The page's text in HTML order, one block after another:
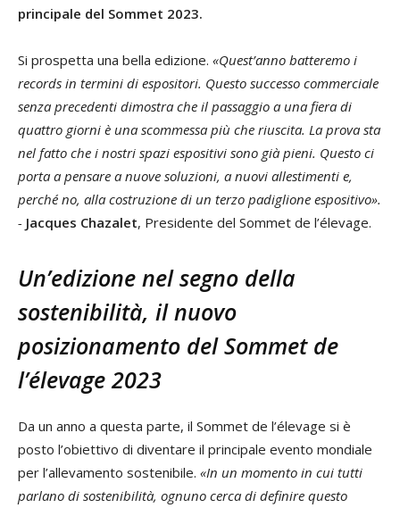
principale del Sommet 2023.
Si prospetta una bella edizione. «Quest’anno batteremo i
records in termini di espositori. Questo successo commerciale
senza precedenti dimostra che il passaggio a una fiera di
quattro giorni è una scommessa più che riuscita. La prova sta
nel fatto che i nostri spazi espositivi sono già pieni. Questo ci
porta a pensare a nuove soluzioni, a nuovi allestimenti e,
perché no, alla costruzione di un terzo padiglione espositivo».
- Jacques Chazalet, Presidente del Sommet de l’élevage.
Un’edizione nel segno della
sostenibilità, il nuovo
posizionamento del Sommet de
l’élevage 2023
Da un anno a questa parte, il Sommet de l’élevage si è
posto l’obiettivo di diventare il principale evento mondiale
per l’allevamento sostenibile. «In un momento in cui tutti
parlano di sostenibilità, ognuno cerca di definire questo